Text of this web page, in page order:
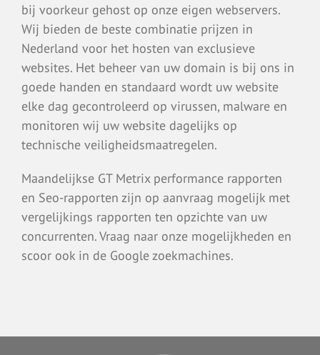
bij voorkeur gehost op onze eigen webservers.
Wij bieden de beste combinatie prijzen in
Nederland voor het hosten van exclusieve
websites. Het beheer van uw domain is bij ons in
goede handen en standaard wordt uw website
elke dag gecontroleerd op virussen, malware en
monitoren wij uw website dagelijks op
technische veiligheidsmaatregelen.
Maandelijkse GT Metrix performance rapporten
en Seo-rapporten zijn op aanvraag mogelijk met
vergelijkings rapporten ten opzichte van uw
concurrenten. Vraag naar onze mogelijkheden en
scoor ook in de Google zoekmachines.